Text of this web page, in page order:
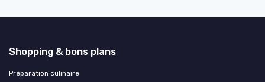
Shopping & bons plans
Préparation culinaire